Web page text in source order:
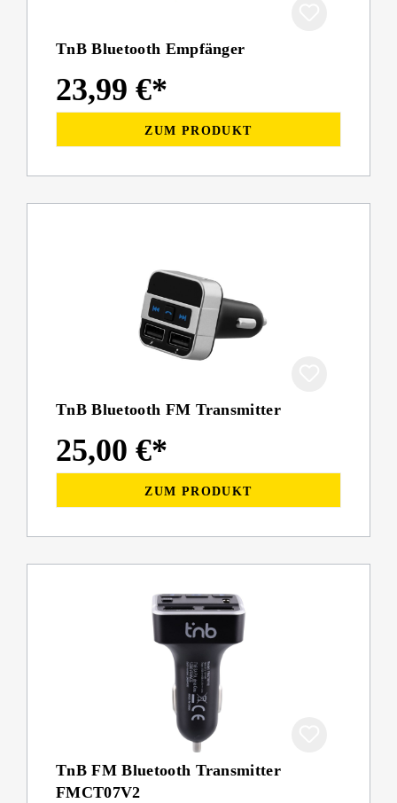
TnB Bluetooth Empfänger
23,99 €*
ZUM PRODUKT
TnB Bluetooth FM Transmitter
25,00 €*
ZUM PRODUKT
TnB FM Bluetooth Transmitter
FMCT07V2